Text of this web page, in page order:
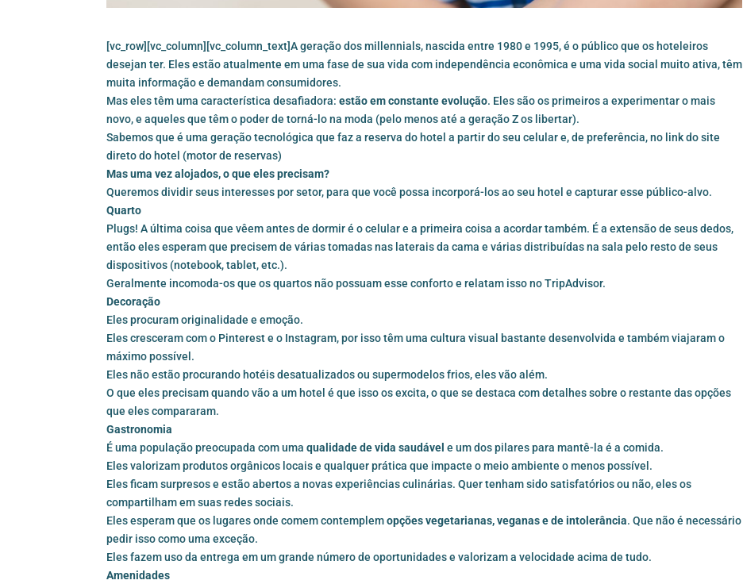
[vc_row][vc_column][vc_column_text]A geração dos millennials, nascida entre 1980 e 1995, é o público que os hoteleiros
desejan ter. Eles estão atualmente em uma fase de sua vida com independência econômica e uma vida social muito ativa, têm
muita informação e demandam consumidores.
Mas eles têm uma característica desafiadora:estão em constante evolução. Eles são os primeiros a experimentar o mais
novo, e aqueles que têm o poder de torná-lo na moda (pelo menos até a geração Z os libertar).
Sabemos que é uma geração tecnológica que faz a reserva do hotel a partir do seu celular e, de preferência, no link do site
direto do hotel (motor de reservas)
Mas uma vez alojados, o que eles precisam?
Queremos dividir seus interesses por setor, para que você possa incorporá-los ao seu hotel e capturar esse público-alvo.
Quarto
Plugs! A última coisa que vêem antes de dormir é o celular e a primeira coisa a acordar também. É a extensão de seus dedos,
então eles esperam que precisem de várias tomadas nas laterais da cama e várias distribuídas na sala pelo resto de seus
dispositivos (notebook, tablet, etc.).
Geralmente incomoda-os que os quartos não possuam esse conforto e relatam isso no TripAdvisor.
Decoração
Eles procuram originalidade e emoção.
Eles cresceram com o Pinterest e o Instagram, por isso têm uma cultura visual bastante desenvolvida e também viajaram o
máximo possível.
Eles não estão procurando hotéis desatualizados ou supermodelos frios, eles vão além.
O que eles precisam quando vão a um hotel é que isso os excita, o que se destaca com detalhes sobre o restante das opções
que eles compararam.
Gastronomia
É uma população preocupada com umaqualidade de vida saudável e um dos pilares para mantê-la é a comida.
Eles valorizam produtos orgânicos locais e qualquer prática que impacte o meio ambiente o menos possível.
Eles ficam surpresos e estão abertos a novas experiências culinárias. Quer tenham sido satisfatórios ou não, eles os
compartilham em suas redes sociais.
Eles esperam que os lugares onde comem contemplemopções vegetarianas, veganas e de intolerância. Que não é necessário
pedir isso como uma exceção.
Eles fazem uso da entrega em um grande número de oportunidades e valorizam a velocidade acima de tudo.
Amenidades